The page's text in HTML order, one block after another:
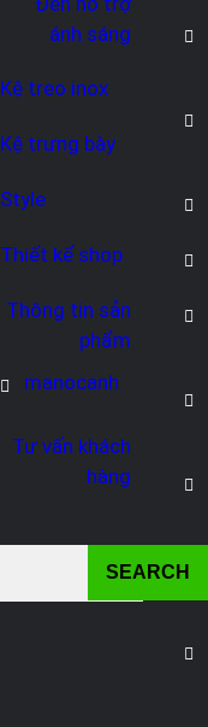
ánh sáng
Kệ treo inox
Kệ trưng bày
Style
Thiết kế shop
Thông tin sản
phẩm
manocanh
Tư vấn khách
hàng
SEARCH